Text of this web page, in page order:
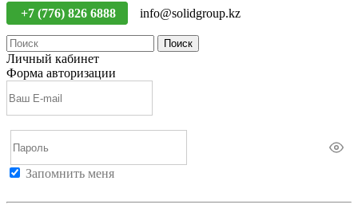
+7 (776) 826 6888 info@solidgroup.kz
Поиск
Личный кабинет
Форма авторизации
Запомнить меня